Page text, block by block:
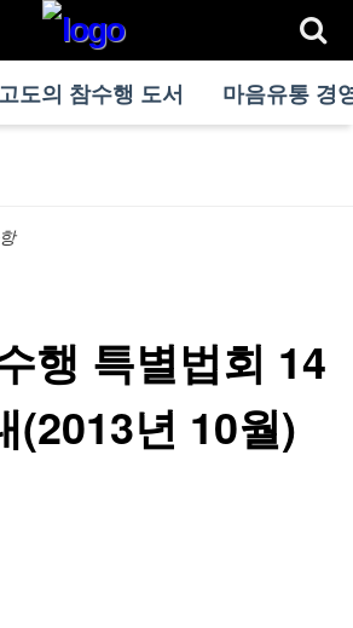
고도의 참수행 도서 마음유통 경
행 특별법회 14
(2013년 10월)